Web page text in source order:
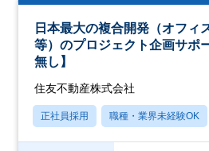
日本最大の複合開発（オフィ
等）のプロジェクト企画サポ
無し】
住友不動産株式会社
正社員採用 職種・業界未経験OK